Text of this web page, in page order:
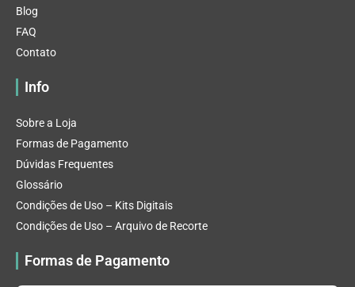
Blog
FAQ
Contato
Info
Sobre a Loja
Formas de Pagamento
Dúvidas Frequentes
Glossário
Condições de Uso – Kits Digitais
Condições de Uso – Arquivo de Recorte
Formas de Pagamento